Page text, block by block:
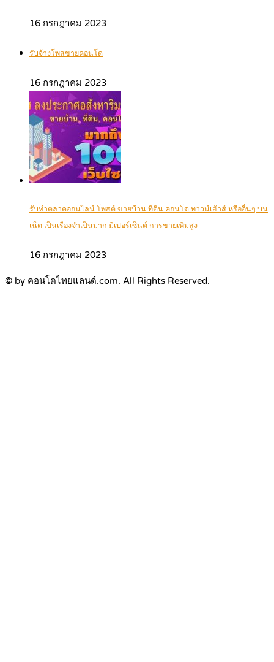
16 กรกฎาคม 2023
รับจ้างโพสขายคอนโด
16 กรกฎาคม 2023
รับทำตลาดออนไลน์ โพสต์ ขายบ้าน ที่ดิน คอนโด ทาวน์เฮ้าส์ หรืออื่นๆ บน
เน็ต เป็นเรื่องจำเป็นมาก มีเปอร์เซ็นต์ การขายเพิ่มสูง
16 กรกฎาคม 2023
© by คอนโดไทยแลนด์.com. All Rights Reserved.